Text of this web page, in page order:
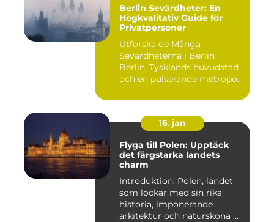
Berlin Sevärdheter: En
Högkvalitativ Guide för
Privatpersoner
Utforska de Många
Sevärdheterna i Berlin
Berlin, Tysklands huvudstad
och en pulserande metropol,
16. jan
Flyga till Polen: Upptäck
det färgstarka landets
charm
Introduktion: Polen, landet
som lockar med sin rika
historia, imponerande
arkitektur och natursköna ...